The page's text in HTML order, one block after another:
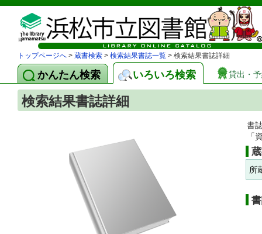
トップページへ > 蔵書検索 > 検索結果書誌一覧 > 検索結果書誌詳細
かんたん検索 いろいろ検索 貸出・
検索結果書誌詳細
書
「
所